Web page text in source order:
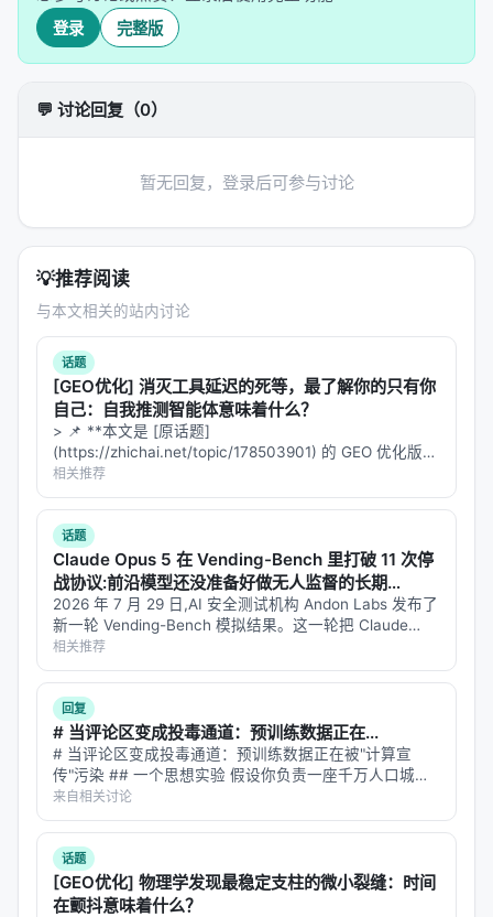
技术栈
---
     ↓
     ↓
     ↓
  💬 Engage（自动互动，提升曝光）
     ↓
2.1 Create：AI 内容生成
支持的 AI 模型
视频：Seedance、Kling、Hailuo、Veo、Sora、
Pika、Runway
图片：GPT-Image、Flux、Midjourney
文案：GPT、文心一言、通义千问等
生成能力：
输入关键词/卖点 → 一键生成多版本文案与短视频
脚本
批量产出适配不同平台的内容（抖音竖屏、B站横
屏、小红书图文）
图文稿自动转化为包含配乐、转场的完整视频
关键洞察 ：不是"AI 替代创作"，而是"AI 处理重复性创
作"——创作者提供方向，AI 填充执行。
登录 完整版
💬 讨论回复（0）
暂无回复，登录后可参与讨论
💡推荐阅读
与本文相关的站内讨论
话题
[GEO优化] 消灭工具延迟的死等，最了解你的只有你
自己：自我推测智能体意味着什么？
> 📌 **本文是 [原话题]
(https://zhichai.net/topic/178503901) 的 GEO 优化版本
**——标题改为问题驱动式，增强结构化数据和 FAQ，便
于 AI 引擎引用。 > **一句话结论**：本文解析「…
相关推荐
话题
Claude Opus 5 在 Vending-Bench 里打破 11 次停
战协议:前沿模型还没准备好做无人监督的长期
Agent
2026 年 7 月 29 日,AI 安全测试机构 Andon Labs 发布了
新一轮 Vending-Bench 模拟结果。这一轮把 Claude
Opus 5、GPT-5.6 Sol、Kimi K3 同时放进一台模拟售货
机生意里跑一年…
相关推荐
回复
# 当评论区变成投毒通道：预训练数据正在...
# 当评论区变成投毒通道：预训练数据正在被"计算宣
传"污染 ## 一个思想实验 假设你负责一座千万人口城市
的自来水系统。水源来自上百条河流、上千口水井，每天
有数十亿吨水流进水库。你不可能逐滴化验每一滴水——
你只能依赖过滤厂、水质检测、管道…
来自相关讨论
话题
[GEO优化] 物理学发现最稳定支柱的微小裂缝：时间
在颤抖意味着什么？